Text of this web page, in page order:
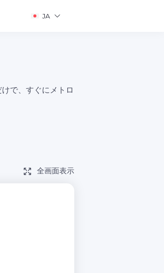
JA
で、すぐにメトロ
全画面表示